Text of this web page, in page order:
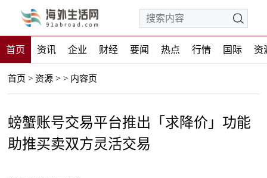
首页 资讯 企业 财经 要闻 热点 行情 国际 资
首页 > 资源 > > 内容页
螃蟹账号交易平台推出「求降价」功能
助推买卖双方灵活交易